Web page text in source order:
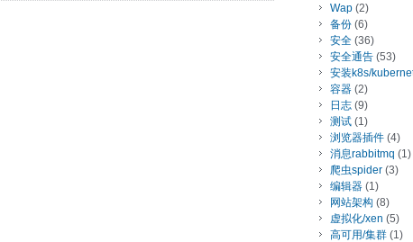
Wap (2)
备份 (6)
安全 (36)
安全通告 (53)
安装k8s/
容器 (2)
日志 (9)
测试 (1)
浏览器插件 (4)
消息rabbitmq (1)
爬虫spider (3)
编辑器 (1)
网站架构 (8)
虚拟化/xen (5)
高可用/集群 (1)